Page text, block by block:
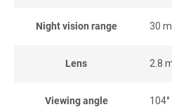
Night vision range 30 m
Lens 2.8
Viewing angle